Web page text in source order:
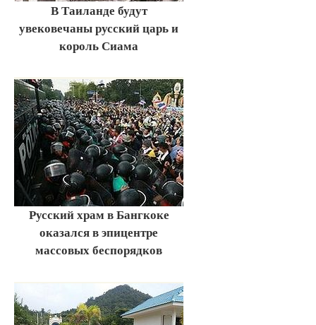
В Таиланде будут
увековечаны русский царь и
король Сиама
Русский храм в Бангкоке
оказался в эпицентре
массовых беспорядков